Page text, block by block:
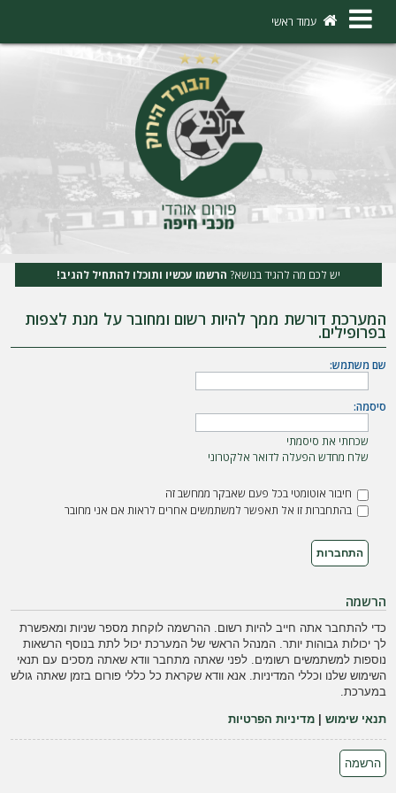
×
ו
ר
ש
מ
עמוד ראשי
יש לכם מה להגיד בנושא? הרשמו עכשיו ותוכלו להתחיל להגיב!
המערכת דורשת ממך להיות רשום ומחובר על מנת לצפות
בפרופילים.
שם משתמש:
סיסמה:
שכחתי את סיסמתי
שלח מחדש הפעלה לדואר אלקטרוני
חיבור אוטומטי בכל פעם שאבקר ממחשב זה
בהתחברות זו אל תאפשר למשתמשים אחרים לראות אם אני מחובר
הרשמה
כדי להתחבר אתה חייב להיות רשום. ההרשמה לוקחת מספר שניות ומאפשרת
לך יכולות גבוהות יותר. המנהל הראשי של המערכת יכול לתת בנוסף הרשאות
נוספות למשתמשים רשומים. לפני שאתה מתחבר וודא שאתה מסכים עם תנאי
השימוש שלנו וכללי המדיניות. אנא וודא שקראת כל כללי פורום בזמן שאתה גולש
במערכת.
תנאי שימוש |מדיניות הפרטיות
הרשמה